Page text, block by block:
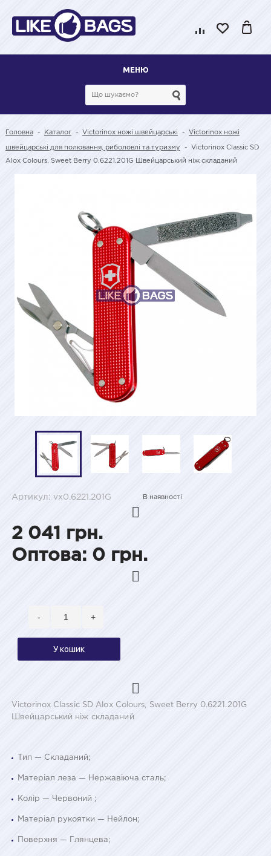
МЕНЮ
Головна - Каталог - Victorinox ножі швейцарські - Victorinox ножі
швейцарські для полювання, риболовлі та туризму - Victorinox Classic SD
Alox Colours, Sweet Berry 0.6221.201G Швейцарський ніж складаний
Артикул: vx0.6221.201G В наявності
2 041 грн.
Оптова: 0 грн.
- +
У кошик
Victorinox Classic SD Alox Colours, Sweet Berry 0.6221.201G
Швейцарський ніж складаний
Тип — Складаний;
Матеріал леза — Нержавіюча сталь;
Колір — Червоний ;
Матеріал рукоятки — Нейлон;
Поверхня — Глянцева;